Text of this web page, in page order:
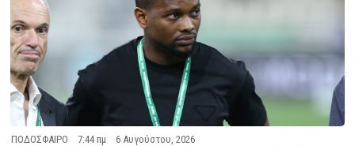
ΠΟΔΟΣΦΑΙΡΟ 7:44 πμ 6 Αυγούστου, 2026